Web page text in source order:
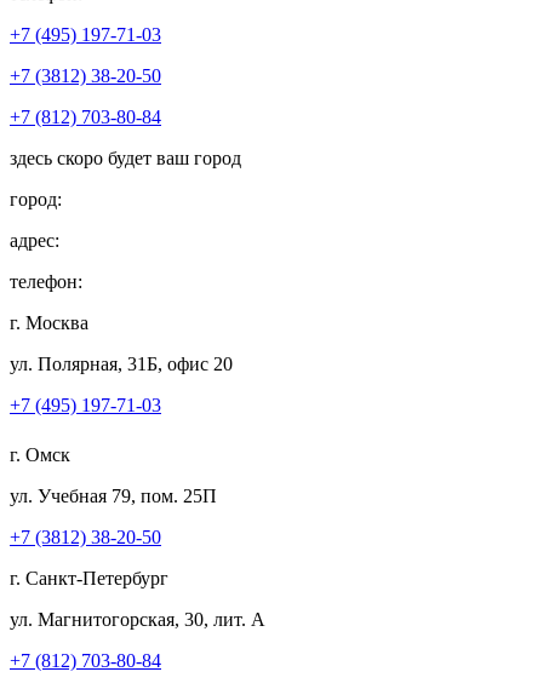
+7 (495) 197-71-03
+7 (3812) 38-20-50
+7 (812) 703-80-84
здесь скоро будет ваш город
город:
адрес:
телефон:
г. Москва
ул. Полярная, 31Б, офис 20
+7 (495) 197-71-03
г. Омск
ул. Учебная 79, пом. 25П
+7 (3812) 38-20-50
г. Санкт-Петербург
ул. Магнитогорская, 30, лит. А
+7 (812) 703-80-84